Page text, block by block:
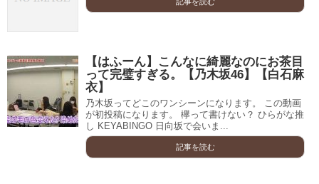
【はふーん】こんなに綺麗なのにお茶目
って完璧すぎる。【乃木坂46】【白石麻
衣】
乃木坂ってどこのワンシーンになります。 この動画
が初投稿になります。 欅って書けない？ ひらがな推
し KEYABINGO 日向坂で会いま...
記事を読む